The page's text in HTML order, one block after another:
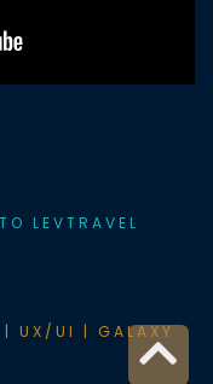
LEVTRAVEL
| UX/UI | GALAXY